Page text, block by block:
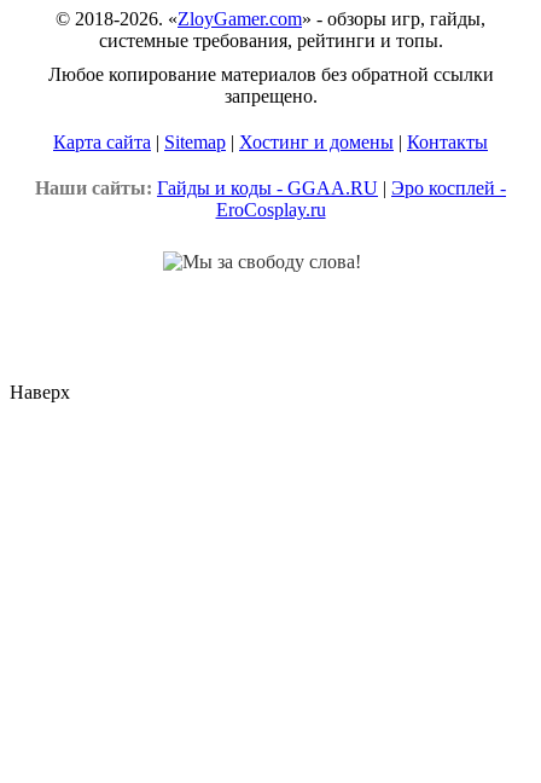
© 2018-2026. «ZloyGamer.com» - обзоры игр, гайды,
системные требования, рейтинги и топы.
Любое копирование материалов без обратной ссылки
запрещено.
Карта сайта | Sitemap | Хостинг и домены | Контакты
Наши сайты: Гайды и коды - GGAA.RU | Эро косплей -
EroCosplay.ru
Наверх